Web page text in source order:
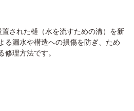
された樋（水を流すための溝）を新
る漏水や構造への損傷を防ぎ、ため
理方法です。